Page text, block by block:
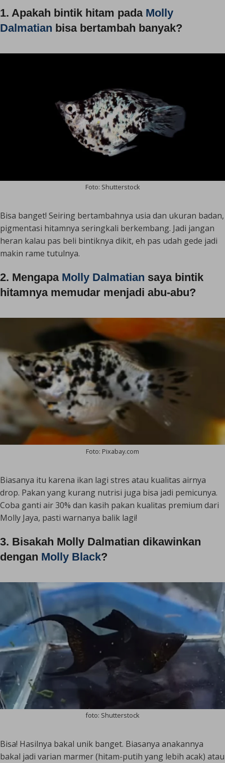
1. Apakah bintik hitam pada Molly
Dalmatian bisa bertambah banyak?
Foto: Shutterstock
Bisa banget! Seiring bertambahnya usia dan ukuran badan,
pigmentasi hitamnya seringkali berkembang. Jadi jangan
heran kalau pas beli bintiknya dikit, eh pas udah gede jadi
makin rame tutulnya.
2. Mengapa Molly Dalmatian saya bintik
hitamnya memudar menjadi abu-abu?
Foto: Pixabay.com
Biasanya itu karena ikan lagi stres atau kualitas airnya
drop. Pakan yang kurang nutrisi juga bisa jadi pemicunya.
Coba ganti air 30% dan kasih pakan kualitas premium dari
Molly Jaya, pasti warnanya balik lagi!
3. Bisakah Molly Dalmatian dikawinkan
dengan Molly Black?
foto: Shutterstock
Bisa! Hasilnya bakal unik banget. Biasanya anakannya
bakal jadi varian marmer (hitam-putih yang lebih acak) atau